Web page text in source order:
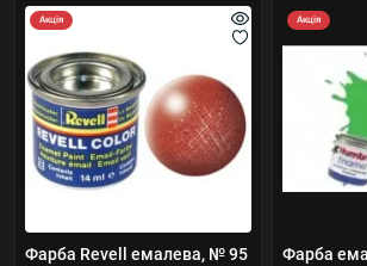
Акція
Фарба Revell емалева, № 95
Акція
Фарба